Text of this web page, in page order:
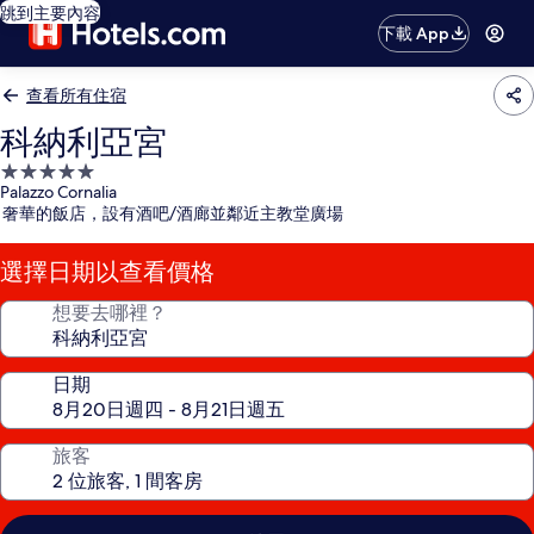
跳到主要內容
下載 App
查看所有住宿
科納利亞宮
5.0
星
級
住
宿
Palazzo Cornalia
奢華的飯店，設有酒吧/酒廊並鄰近主教堂廣場
選擇日期以查看價格
想要去哪裡？
日期
旅客